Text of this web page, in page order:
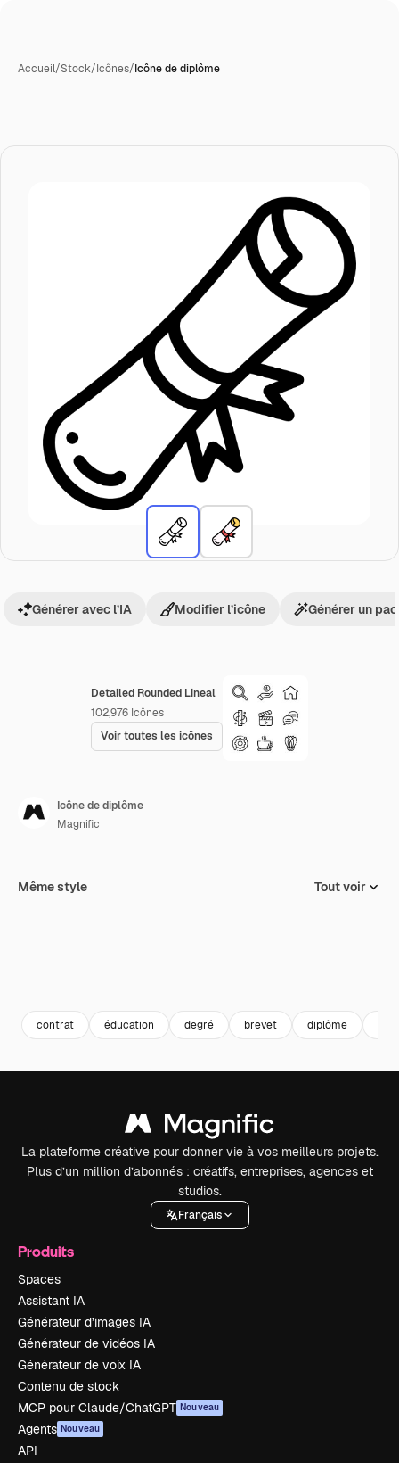
Accueil/Stock/Icônes/Icône de diplôme
Detailed Rounded Lineal
102,976 Icônes
Voir toutes les icônes
Générer avec l’IA Modifier l’icône Générer un
Icône de diplôme
Magnific
Même style Tout voir
contrat éducation degré brevet diplôme
La plateforme créative pour donner vie à vos meilleurs projets.
Plus d’un million d’abonnés : créatifs, entreprises, agences et
studios.
Français
Produits
Spaces
Assistant IA
Générateur d’images IA
Générateur de vidéos IA
Générateur de voix IA
Contenu de stock
MCP pour Claude/ChatGPT Nouveau
Agents Nouveau
API